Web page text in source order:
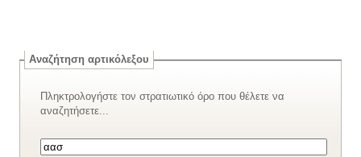
Αναζήτηση αρτικόλεξου
Πληκτρολογήστε τον στρατιωτικό όρο που θέλετε να
αναζητήσετε...